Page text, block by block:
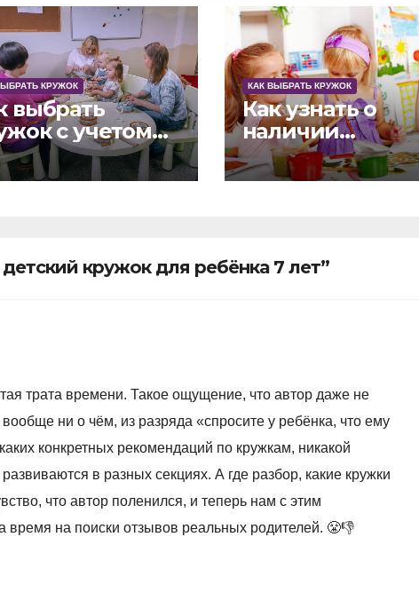
КРУЖОК
выбрать
с учетом
репутации и
КАК ВЫБРАТЬ КРУЖОК
Как узнать о
наличии
необходимого
оборудования в
кружок для ребёнка 7 лет”
трата времени. Такое ощущение, что автор даже не
ни о чём, из разряда «спросите у ребёнка, что ему
конкретных рекомендаций по кружкам, никакой
в разных секциях. А где разбор, какие кружки
что автор поленился, и теперь нам с этим
время на поиски отзывов реальных родителей. 😤👎